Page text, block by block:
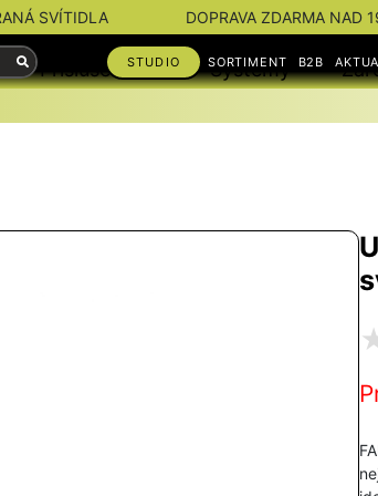
SVÍTIDLA DOPRAVA ZDARMA NAD
STUDIO SORTIMENT B2B
Příslušenství Systémy